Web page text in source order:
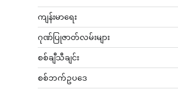
ကျန်းမာရေး
ဂုဏ်ပြုဇာတ်လမ်းများ
စစ်ချီသီချင်း
စစ်ဘက်ဥပဒေ